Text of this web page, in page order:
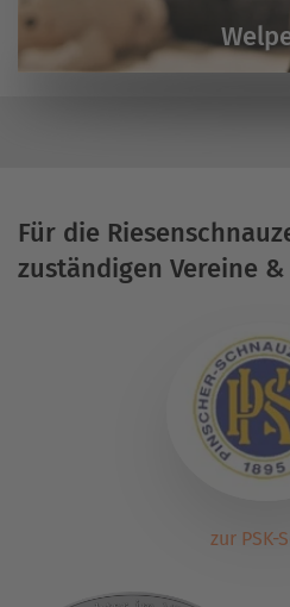
Für die
zuständigen Vereine
zur PSK-